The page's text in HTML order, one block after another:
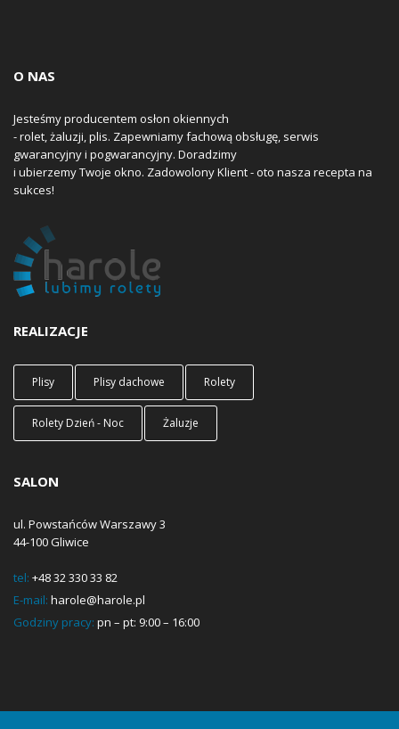
O NAS
Jesteśmy producentem osłon okiennych
- rolet, żaluzji, plis. Zapewniamy fachową obsługę, serwis
gwarancyjny i pogwarancyjny. Doradzimy
i ubierzemy Twoje okno. Zadowolony Klient - oto nasza recepta na
sukces!
REALIZACJE
Plisy Plisy dachowe Rolety
Rolety Dzień - Noc Żaluzje
SALON
ul. Powstańców Warszawy 3
44-100 Gliwice
tel: +48 32 330 33 82
E-mail: harole@harole.pl
Godziny pracy: pn – pt: 9:00 – 16:00